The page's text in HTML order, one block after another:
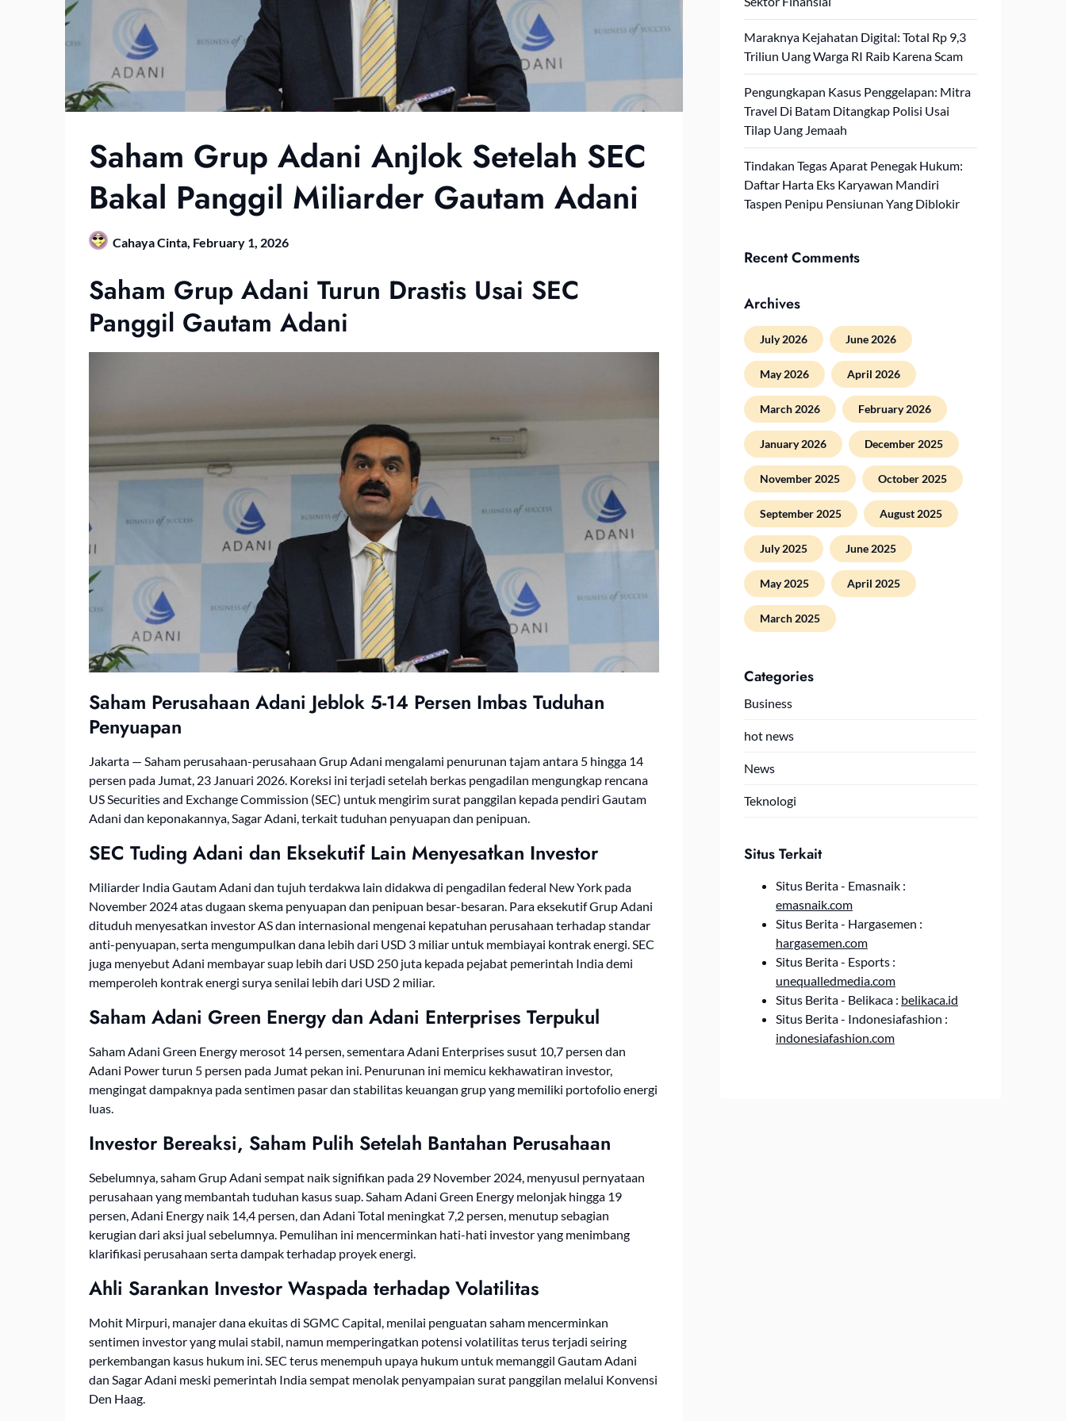
Saham Grup Adani Anjlok Setelah SEC
Bakal Panggil Miliarder Gautam Adani
Cahaya Cinta, February 1, 2026
Saham Grup Adani Turun Drastis Usai SEC
Panggil Gautam Adani
Saham Perusahaan Adani Jeblok 5-14 Persen Imbas Tuduhan
Penyuapan
Jakarta — Saham perusahaan-perusahaan Grup Adani mengalami penurunan tajam antara 5 hingga 14
persen pada Jumat, 23 Januari 2026. Koreksi ini terjadi setelah berkas pengadilan mengungkap rencana
US Securities and Exchange Commission (SEC) untuk mengirim surat panggilan kepada pendiri Gautam
Adani dan keponakannya, Sagar Adani, terkait tuduhan penyuapan dan penipuan.
SEC Tuding Adani dan Eksekutif Lain Menyesatkan Investor
Miliarder India Gautam Adani dan tujuh terdakwa lain didakwa di pengadilan federal New York pada
November 2024 atas dugaan skema penyuapan dan penipuan besar-besaran. Para eksekutif Grup Adani
dituduh menyesatkan investor AS dan internasional mengenai kepatuhan perusahaan terhadap standar
anti-penyuapan, serta mengumpulkan dana lebih dari USD 3 miliar untuk membiayai kontrak energi. SEC
juga menyebut Adani membayar suap lebih dari USD 250 juta kepada pejabat pemerintah India demi
memperoleh kontrak energi surya senilai lebih dari USD 2 miliar.
Saham Adani Green Energy dan Adani Enterprises Terpukul
Saham Adani Green Energy merosot 14 persen, sementara Adani Enterprises susut 10,7 persen dan
Adani Power turun 5 persen pada Jumat pekan ini. Penurunan ini memicu kekhawatiran investor,
mengingat dampaknya pada sentimen pasar dan stabilitas keuangan grup yang memiliki portofolio energi
luas.
Investor Bereaksi, Saham Pulih Setelah Bantahan Perusahaan
Sebelumnya, saham Grup Adani sempat naik signifikan pada 29 November 2024, menyusul pernyataan
perusahaan yang membantah tuduhan kasus suap. Saham Adani Green Energy melonjak hingga 19
persen, Adani Energy naik 14,4 persen, dan Adani Total meningkat 7,2 persen, menutup sebagian
kerugian dari aksi jual sebelumnya. Pemulihan ini mencerminkan hati-hati investor yang menimbang
klarifikasi perusahaan serta dampak terhadap proyek energi.
Ahli Sarankan Investor Waspada terhadap Volatilitas
Mohit Mirpuri, manajer dana ekuitas di SGMC Capital, menilai penguatan saham mencerminkan
sentimen investor yang mulai stabil, namun memperingatkan potensi volatilitas terus terjadi seiring
perkembangan kasus hukum ini. SEC terus menempuh upaya hukum untuk memanggil Gautam Adani
dan Sagar Adani meski pemerintah India sempat menolak penyampaian surat panggilan melalui Konvensi
Den Haag.
Maraknya Kejahatan Digital: Total Rp 9,3
Triliun Uang Warga RI Raib Karena Scam
Pengungkapan Kasus Penggelapan: Mitra
Travel Di Batam Ditangkap Polisi Usai
Tilap Uang Jemaah
Tindakan Tegas Aparat Penegak Hukum:
Daftar Harta Eks Karyawan Mandiri
Taspen Penipu Pensiunan Yang Diblokir
Recent Comments
Archives
July 2026 June 2026
May 2026 April 2026
March 2026 February 2026
January 2026 December 2025
November 2025 October 2025
September 2025 August 2025
July 2025 June 2025
May 2025 April 2025
March 2025
Categories
Business
hot news
News
Teknologi
Situs Terkait
Situs Berita - Emasnaik :
emasnaik.com
Situs Berita - Hargasemen :
hargasemen.com
Situs Berita - Esports :
unequalledmedia.com
Situs Berita - Belikaca : belikaca.id
Situs Berita - Indonesiafashion :
indonesiafashion.com